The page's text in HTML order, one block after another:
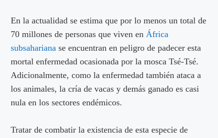
En la actualidad se estima que por lo menos un total de
70 millones de personas que viven en África
subsahariana se encuentran en peligro de padecer esta
mortal enfermedad ocasionada por la mosca Tsé-Tsé.
Adicionalmente, como la enfermedad también ataca a
los animales, la cría de vacas y demás ganado es casi
nula en los sectores endémicos.
Tratar de combatir la existencia de esta especie de